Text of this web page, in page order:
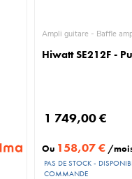
Ampli guitare -
Hiwatt SE212F -
1 749,00 €
Ou 158,07 € /
PAS DE STOCK -
COMMANDE